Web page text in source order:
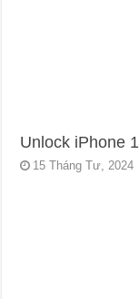
Unlock iPhone
15 Tháng Tư, 2024